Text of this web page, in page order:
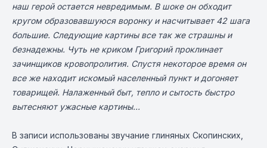
наш герой остается невредимым. В шоке он обходит
кругом образовавшуюся воронку и насчитывает 42 шага
большие. Следующие картины все так же страшны и
безнадежны. Чуть не криком Григорий проклинает
зачинщиков кровопролития. Спустя некоторое время он
все же находит искомый населенный пункт и догоняет
товарищей. Налаженный быт, тепло и сытость быстро
вытесняют ужасные картины...
В записи использованы звучание глиняных Скопинских,